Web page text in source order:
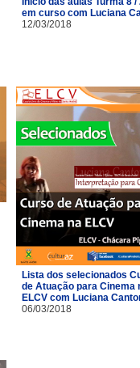
em curso com Luciana
12/03/2018
Lista dos selecionados
de Atuação para Cinema
ELCV com Luciana
06/03/2018